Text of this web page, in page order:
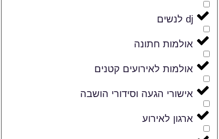
dj לנשים
אולמות חתונה
אולמות לאירועים קטנים
אישורי הגעה וסידורי הושבה
ארגון לאירוע